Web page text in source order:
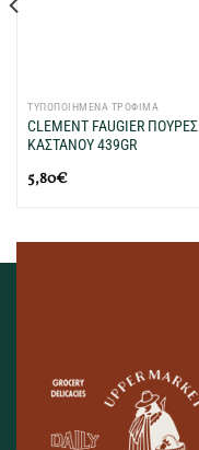
ΤΥΠΟΠΟΙΗΜΕΝΑ ΤΡΟΦΙΜΑ
CLEMENT FAUGIER ΠΟΥΡΕΣ
ΚΑΣΤΑΝΟΥ 439GR
5,80€